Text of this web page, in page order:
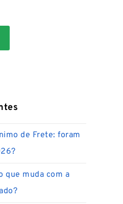
de Frete: foram
que muda com a